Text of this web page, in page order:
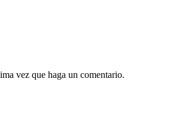
vez que haga un comentario.